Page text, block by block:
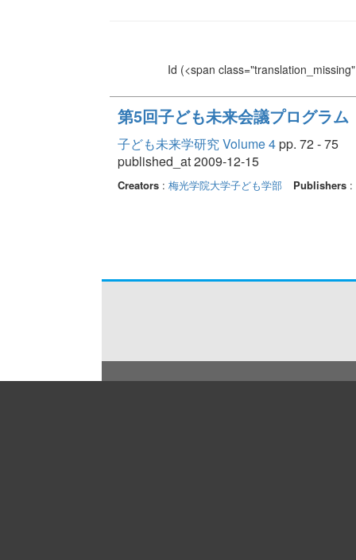
Id (<span
第5回子ども未来会議プログラム
子ども未来学研究 Volume 4pp. 72 - 75
published_at 2009-12-15
Creators: 梅光学院大学子ども学部 Publishers: